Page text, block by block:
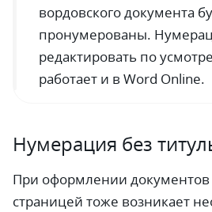
вордовского документа
пронумерованы.
редактировать по
работает и в Word Online.
Нумерация без
При оформлении документов
страницей тоже возникает